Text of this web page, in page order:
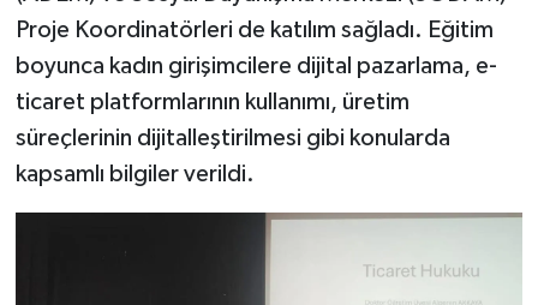
Proje Koordinatörleri de katılım sağladı. Eğitim
boyunca kadın girişimcilere dijital pazarlama, e-
ticaret platformlarının kullanımı, üretim
süreçlerinin dijitalleştirilmesi gibi konularda
kapsamlı bilgiler verildi.